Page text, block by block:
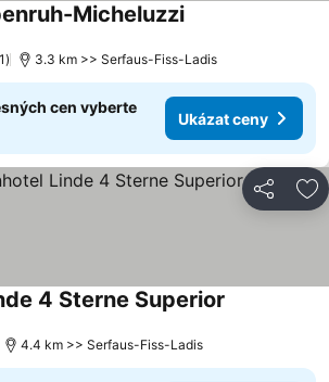
Micheluzzi
3.3 km >> Serfaus-Fiss-Ladis
cen vyberte
Ukázat ceny
Sdílet
4 Sterne Superior
4.4 km >> Serfaus-Fiss-Ladis